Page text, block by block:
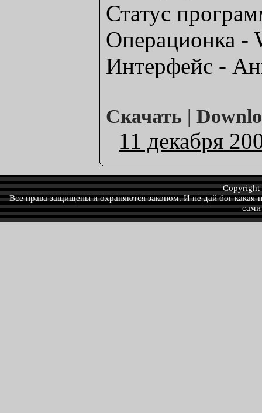
Статус
Операционка -
Интерфейс -
Скачать |
11 декабря
Все права защищены и охраняются законом. И не дай бог какая-
сами